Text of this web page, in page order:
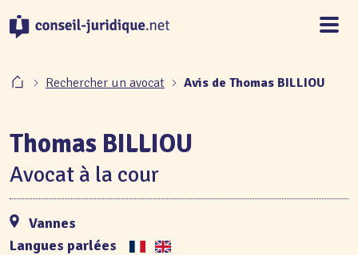
Rechercher un avocat Avis de Thomas BILLIOU
Thomas BILLIOU
Avocat à la cour
Vannes
Langues parlées